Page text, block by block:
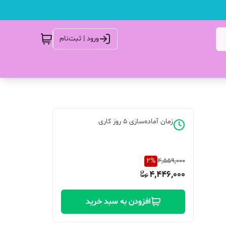
ورود | ثبت‌نام
زمان آماده‌سازی 5 روز کاری
4,559,000
2%
4,446,000
افزودن به سبد خرید